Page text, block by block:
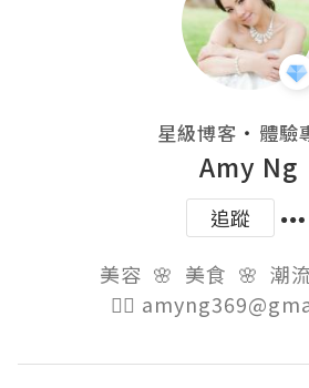
星級博客 ・ 體驗
Amy Ng
追蹤
美容  🌸  美食  🌸  潮
👉🏻